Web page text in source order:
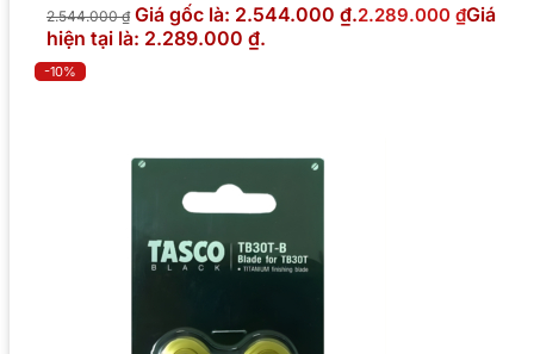
2.544.000₫ Giá gốc là: 2.544.000 ₫.2.289.000 ₫Giá
hiện tại là: 2.289.000 ₫.
-10%